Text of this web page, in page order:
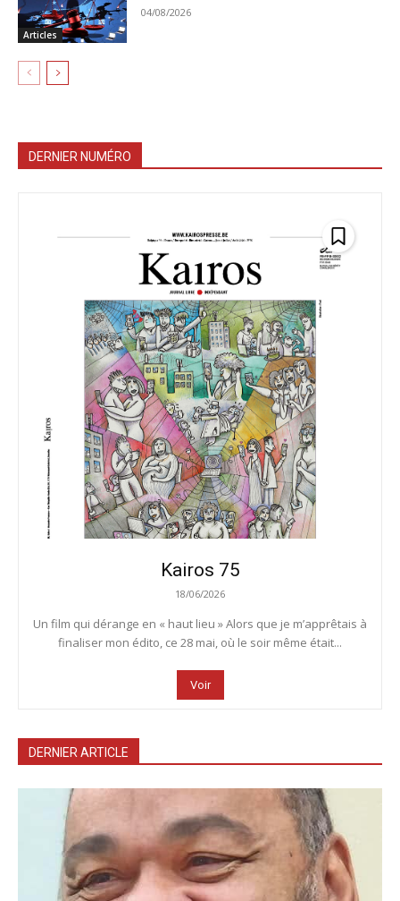
Articles
04/08/2026
DERNIER NUMÉRO
Kairos 75
18/06/2026
Un film qui dérange en « haut lieu » Alors que je m’apprêtais à
finaliser mon édito, ce 28 mai, où le soir même était...
Voir
DERNIER ARTICLE